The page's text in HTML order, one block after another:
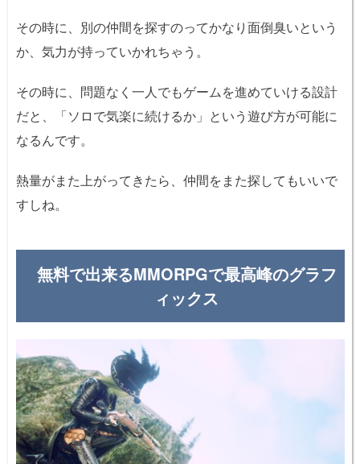
その時に、別の仲間を探すのってかなり面倒臭いという
か、気力が持っていかれちゃう。
その時に、問題なく一人でもゲームを進めていける設計
だと、「ソロで気楽に続けるか」という遊び方が可能に
なるんです。
熱量がまた上がってきたら、仲間をまた探してもいいで
すしね。
無料で出来るMMORPGで最高峰のグラフ
ィックス